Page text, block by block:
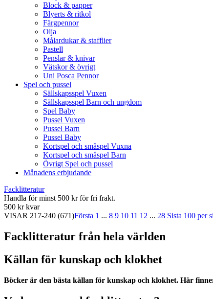
Block & papper
Blyerts & ritkol
Färgpennor
Olja
Målardukar & stafflier
Pastell
Penslar & knivar
Vätskor & övrigt
Uni Posca Pennor
Spel och pussel
Sällskapsspel Vuxen
Sällskapsspel Barn och ungdom
Spel Baby
Pussel Vuxen
Pussel Barn
Pussel Baby
Kortspel och småspel Vuxna
Kortspel och småspel Barn
Övrigt Spel och pussel
Månadens erbjudande
Facklitteratur
Handla för minst 500 kr för fri frakt.
500 kr kvar
VISAR 217-240 (671)Första 1 ... 8 9 10 11 12 ... 28 Sista 100 per
Facklitteratur från hela världen
Källan för kunskap och klokhet
Böcker är den bästa källan för kunskap och klokhet. Här